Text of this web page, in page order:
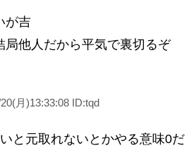
が吉
局他人だから平気で裏切るぞ
月)13:33:08 ID:tqd
と元取れないとかやる意味0だ